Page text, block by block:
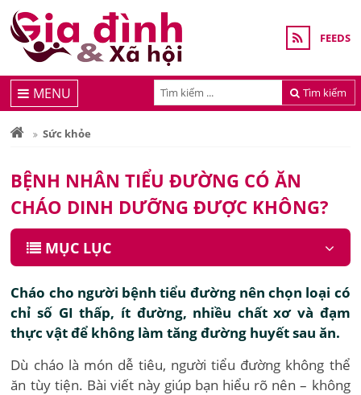
FEEDS
Tìm kiếm
MENU
Sức khỏe
BỆNH NHÂN TIỂU ĐƯỜNG CÓ ĂN
CHÁO DINH DƯỠNG ĐƯỢC KHÔNG?
MỤC LỤC
Cháo cho người bệnh tiểu đường nên chọn loại có
chỉ số GI thấp, ít đường, nhiều chất xơ và đạm
thực vật để không làm tăng đường huyết sau ăn.
Dù cháo là món dễ tiêu, người tiểu đường không thể
ăn tùy tiện. Bài viết này giúp bạn hiểu rõ nên – không